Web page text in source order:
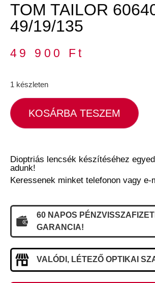
TOM TAILOR
49/19/135
49 900 Ft
1 készleten
KOSÁRBA TESZEM
Dioptriás lencsék készítéséhez
adunk!
Keressenek minket telefonon vagy e-
60 NAPOS
GARANCIA!
VALÓDI, LÉTEZŐ OPTIKAI